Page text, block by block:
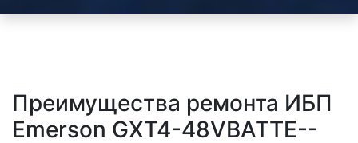
Преимущества ремонта ИБП
Emerson GXT4-48VBATTE--